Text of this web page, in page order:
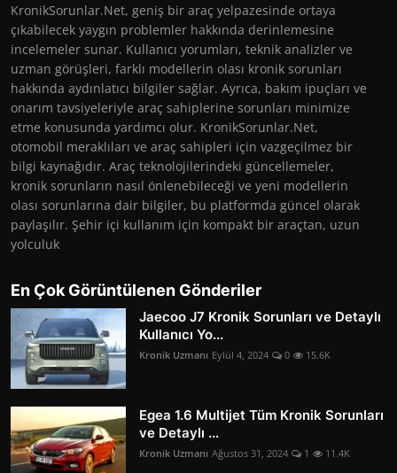
KronikSorunlar.Net, geniş bir araç yelpazesinde ortaya
çıkabilecek yaygın problemler hakkında derinlemesine
incelemeler sunar. Kullanıcı yorumları, teknik analizler ve
uzman görüşleri, farklı modellerin olası kronik sorunları
hakkında aydınlatıcı bilgiler sağlar. Ayrıca, bakım ipuçları ve
onarım tavsiyeleriyle araç sahiplerine sorunları minimize
etme konusunda yardımcı olur. KronikSorunlar.Net,
otomobil meraklıları ve araç sahipleri için vazgeçilmez bir
bilgi kaynağıdır. Araç teknolojilerindeki güncellemeler,
kronik sorunların nasıl önlenebileceği ve yeni modellerin
olası sorunlarına dair bilgiler, bu platformda güncel olarak
paylaşılır. Şehir içi kullanım için kompakt bir araçtan, uzun
yolculuk
En Çok Görüntülenen Gönderiler
Jaecoo J7 Kronik Sorunları ve Detaylı
Kullanıcı Yo...
Kronik Uzmanı Eylül 4, 2024 0 15.6K
Egea 1.6 Multijet Tüm Kronik Sorunları
ve Detaylı ...
Kronik Uzmanı Ağustos 31, 2024 1 11.4K